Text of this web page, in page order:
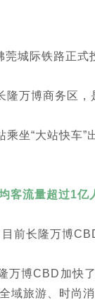
莞城际铁路正
万博商务区，
坐“大站快车”
均客流量超过1
目前长隆万博
万博CBD加快
域旅游、时尚